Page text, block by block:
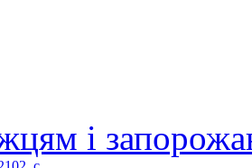
і